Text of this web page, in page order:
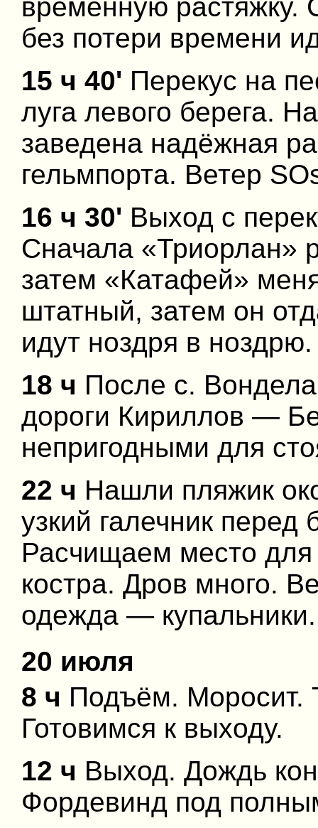
временную растяжку.
без потери времени
15 ч 40' Перекус на
луга левого берега.
заведена надёжная
гельмпорта. Ветер
16 ч 30' Выход с
Сначала «Триорлан»
затем «Катафей»
штатный, затем он
идут ноздря в
18 ч После с.
дороги Кириллов —
непригодными для
22 ч Нашли пляжик
узкий галечник перед
Расчищаем место для
костра. Дров много.
одежда — купальники.
20 июля
8 ч Подъём. Моросит.
Готовимся к выходу.
12 ч Выход. Дождь
Фордевинд под